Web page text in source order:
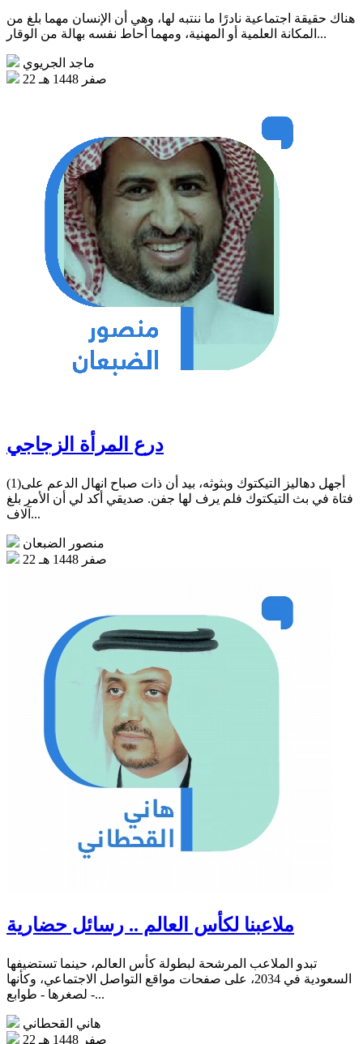
هناك حقيقة اجتماعية نادرًا ما ننتبه لها، وهي أن الإنسان مهما بلغ من
المكانة العلمية أو المهنية، ومهما أحاط نفسه بهالة من الوقار...
ماجد الجريوي
22 صفر 1448 هـ
درع المرأة الزجاجي
(1)أجهل دهاليز التيكتوك وبثوثه، بيد أن ذات صباح انهال الدعم على
فتاة في بث التيكتوك فلم يرف لها جفن. صديقي أكد لي أن الأمر بلغ
آلاف...
منصور الضبعان
22 صفر 1448 هـ
ملاعبنا لكأس العالم .. رسائل حضارية
تبدو الملاعب المرشحة لبطولة كأس العالم، حينما تستضيفها
السعودية في 2034، على صفحات مواقع التواصل الاجتماعي، وكأنها
- لصغرها - طوابع...
هاني القحطاني
22 صفر 1448 هـ